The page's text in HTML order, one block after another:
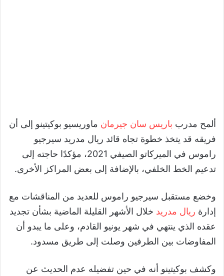
ألمح مدرب باريس سان جيرمان ماوريسيو بوكيتينو إلى أن
فريقه قد يتخذ خطوة تجاه قائد ريال مدريد سيرجيو
راموس في الميركاتو الصيفي 2021، مؤكدًا حاجته إلى
تدعيم الخط الخلفي، بالإضافة إلى بعض المراكز الأخرى.
وخضع مستقبل سيرجيو راموس للعديد من المناقشات مع
إدارة ريال مدريد خلال الأشهر القليلة الماضية بشأن تجديد
عقده الذي ينتهي في شهر يونيو القادم، وعلى ما يبدو أن
المفاوضات بين الطرفين وصلت إلى طريق مسدود.
وكشف بوكيتينو أنه في حين تفضيله عدم الحديث عن